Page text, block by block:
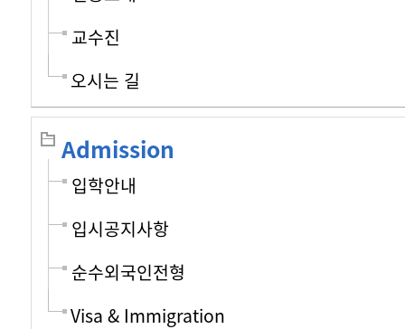
교수진
오시는 길
Admission
입학안내
입시공지사항
순수외국인전형
Visa & Immigration